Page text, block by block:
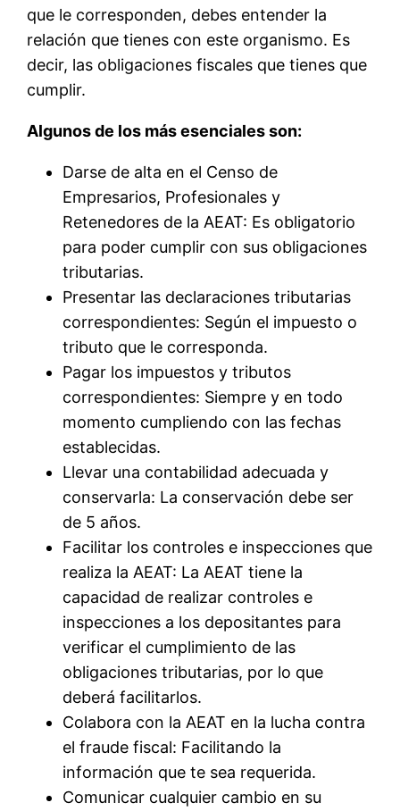
que le corresponden, debes entender la
relación que tienes con este organismo. Es
decir, las obligaciones fiscales que tienes que
cumplir.
Algunos de los más esenciales son:
Darse de alta en el Censo de
Empresarios, Profesionales y
Retenedores de la AEAT: Es obligatorio
para poder cumplir con sus obligaciones
tributarias.
Presentar las declaraciones tributarias
correspondientes: Según el impuesto o
tributo que le corresponda.
Pagar los impuestos y tributos
correspondientes: Siempre y en todo
momento cumpliendo con las fechas
establecidas.
Llevar una contabilidad adecuada y
conservarla: La conservación debe ser
de 5 años.
Facilitar los controles e inspecciones que
realiza la AEAT: La AEAT tiene la
capacidad de realizar controles e
inspecciones a los depositantes para
verificar el cumplimiento de las
obligaciones tributarias, por lo que
deberá facilitarlos.
Colabora con la AEAT en la lucha contra
el fraude fiscal: Facilitando la
información que te sea requerida.
Comunicar cualquier cambio en su